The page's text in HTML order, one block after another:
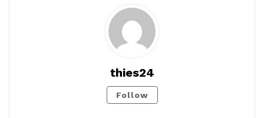
thies24
Follow